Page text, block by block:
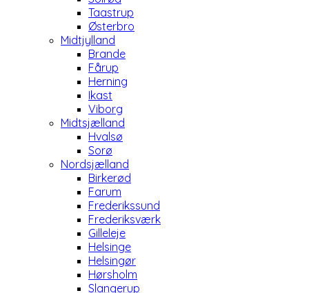
Taastrup
Østerbro
Midtjylland
Brande
Fårup
Herning
Ikast
Viborg
Midtsjælland
Hvalsø
Sorø
Nordsjælland
Birkerød
Farum
Frederikssund
Frederiksværk
Gilleleje
Helsinge
Helsingør
Hørsholm
Slangerup